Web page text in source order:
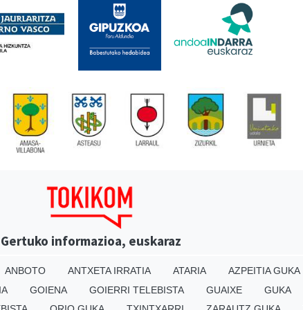
Gertuko informazioa, euskaraz
ANBOTO ANTXETA IRRATIA ATARIA AZPEITIA GUKA
GOIENA GOIERRI TELEBISTA GUAIXE GUKA